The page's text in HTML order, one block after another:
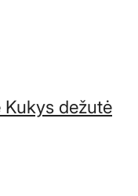
dežutė